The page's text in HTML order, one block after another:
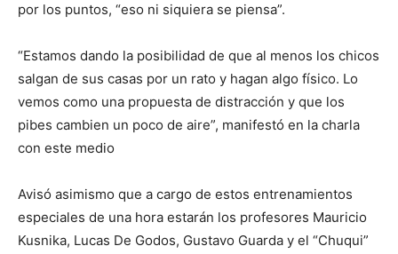
por los puntos, “eso ni siquiera se piensa”.
“Estamos dando la posibilidad de que al menos los chicos
salgan de sus casas por un rato y hagan algo físico. Lo
vemos como una propuesta de distracción y que los
pibes cambien un poco de aire”, manifestó en la charla
con este medio
Avisó asimismo que a cargo de estos entrenamientos
especiales de una hora estarán los profesores Mauricio
Kusnika, Lucas De Godos, Gustavo Guarda y el “Chuqui”